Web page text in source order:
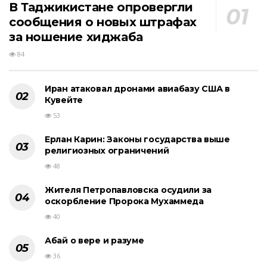
В Таджикистане опровергли
сообщения о новых штрафах
за ношение хиджаба
84
Иран атаковал дронами авиабазу США в
Кувейте
53
Ерлан Карин: Законы государства выше
религиозных ограничений
48
Жителя Петропавловска осудили за
оскорбление Пророка Мухаммеда
40
Абай о вере и разуме
36